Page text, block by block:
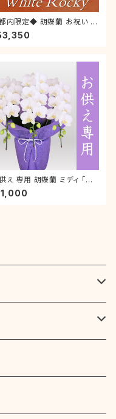
内限定◆ 胡蝶蘭 お祝い ギ
御歳暮 叙勲 就任祝い 木札
大輪 「ホワイトロッキー」5
え 専用 胡蝶蘭 ミディ 「ア
リス」 ３本立 ラッピング付き
やみ お盆 初盆 新盆 喪中